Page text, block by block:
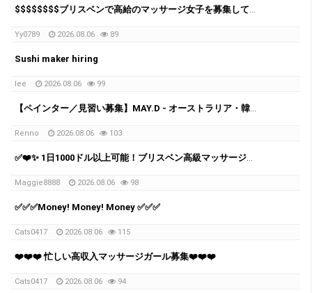
$$$$$$$$ブリスベンで高給のマッサージ女子を募集しています！ $$$$$$$$
Yy0789 2026.08.06 89
Sushi maker hiring
lee 2026.08.06 99
【ペインター／見習い募集】MAY.D - オーストラリア・韓国ペインティング会社
Renno 2026.08.06 103
✅❤️✨ 1日1000ドル以上可能！ブリスベン高級マッサージチェーン スタッフ募集中 ✨✅❤️
Maggie8888 2026.08.06 98
✅✅✅Money! Money! Money ✅✅✅
Cats0417 2026.08.06 115
❤️❤️❤️ 忙しい高収入マッサージガール募集❤️❤️❤️
Cats0417 2026.08.06 94